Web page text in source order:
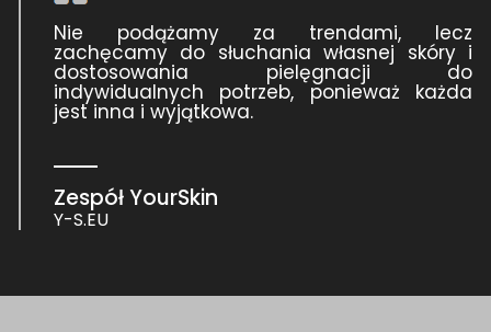
Nie podążamy za trendami, lecz
zachęcamy do słuchania własnej skóry i
dostosowania pielęgnacji do
indywidualnych potrzeb, ponieważ każda
jest inna i wyjątkowa.
Zespół YourSkin
Y-S.EU